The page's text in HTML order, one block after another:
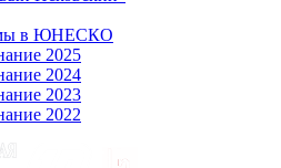
в ЮНЕСКО
2025
2024
2023
2022